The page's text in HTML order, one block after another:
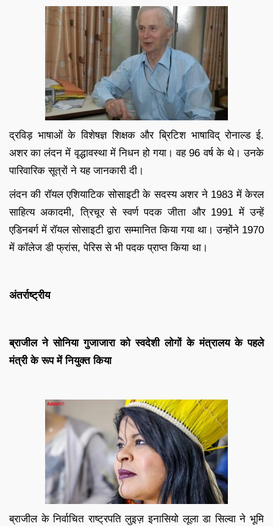
द्रविड़ भाषाओं के विशेषज्ञ शिक्षक और ब्रिटिश भाषाविद् रोनाल्ड ई.
अशर का लंदन में वृद्धावस्था में निधन हो गया। वह 96 वर्ष के थे। उनके
पारिवारिक सूत्रों ने यह जानकारी दी।
लंदन की रॉयल एशियाटिक सोसाइटी के सदस्य अशर ने 1983 में केरल
साहित्य अकादमी, त्रिचूर से स्वर्ण पदक जीता और 1991 में उन्हें
एडिनबर्ग में रॉयल सोसाइटी द्वारा सम्मानित किया गया था। उन्होंने 1970
में कॉलेज डी फ्रांस, पेरिस से भी पदक प्राप्त किया था।
अंतर्राष्ट्रीय
ब्राजील ने सोनिया गुजाजारा को स्वदेशी लोगों के मंत्रालय के पहले
मंत्री के रूप में नियुक्त किया
ब्राजील के निर्वाचित राष्ट्रपति लुइज़ इनासियो लूला डा सिल्वा ने भूमि